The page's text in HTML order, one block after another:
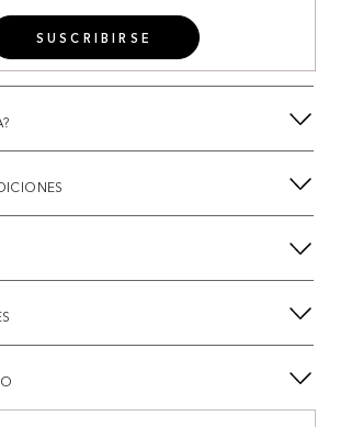
SUSCRIBIRSE